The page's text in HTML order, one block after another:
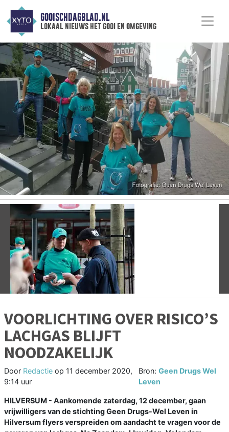
GOOISCHDAGBLAD.NL
lokaal nieuws het gooi en omgeving
Vorige
VOORLICHTING OVER RISICO’S
LACHGAS BLIJFT
NOODZAKELIJK
Door Redactie op 11 december 2020,
9:14 uur
Bron:Geen Drugs Wel
Leven
HILVERSUM - Aankomende zaterdag, 12 december, gaan
vrijwilligers van de stichting Geen Drugs-Wel Leven in
Hilversum flyers verspreiden om aandacht te vragen voor de